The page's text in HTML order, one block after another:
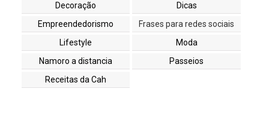
Decoração
Dicas
Empreendedorismo
Frases para redes sociais
Lifestyle
Moda
Namoro a distancia
Passeios
Receitas da Cah